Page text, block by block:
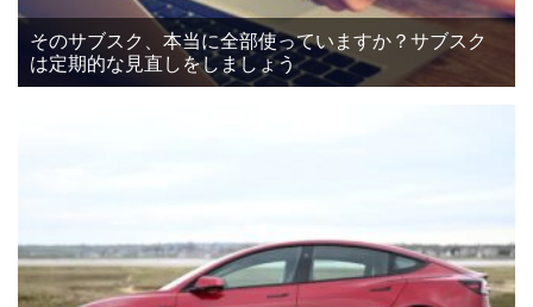
そのサブスク、本当に全部使っていますか？サブスク
は定期的な見直しをしましょう